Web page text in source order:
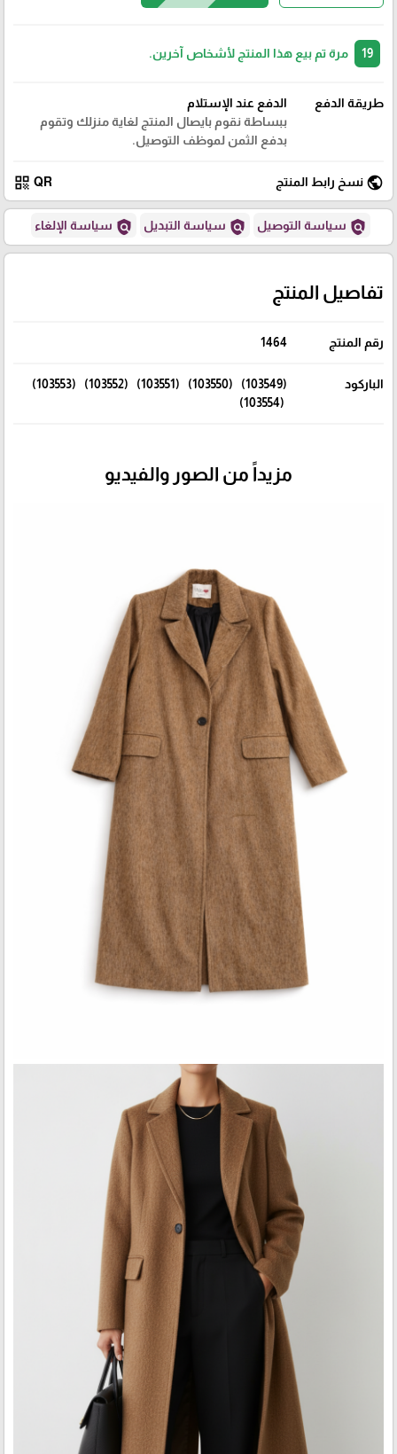
مرة تم بيع هذا المنتج لأشخاص آخرين.
طريقة الدفع
الدفع عند الإستلام
ببساطة نقوم بايصال المنتج لغاية منزلك وتقوم
بدفع الثمن لموظف التوصيل.
public نسخ رابط المنتج QR
qr_code
policy سياسة التوصيل policy سياسة التبديل policy سياسة الإلغاء
تفاصيل المنتج
رقم المنتج 1464
الباركود
(103549) (103550) (103551) (103552) (103553)
(103554)
مزيداً من الصور والفيديو